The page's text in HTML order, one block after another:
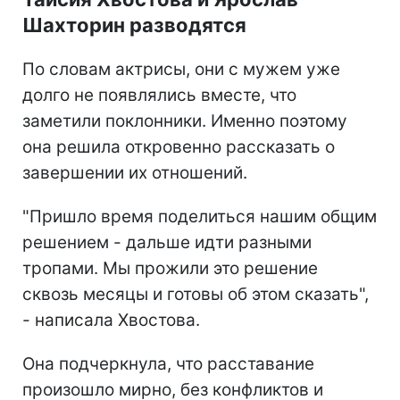
Шахторин разводятся
По словам актрисы, они с мужем уже
долго не появлялись вместе, что
заметили поклонники. Именно поэтому
она решила откровенно рассказать о
завершении их отношений.
"Пришло время поделиться нашим общим
решением - дальше идти разными
тропами. Мы прожили это решение
сквозь месяцы и готовы об этом сказать",
- написала Хвостова.
Она подчеркнула, что расставание
произошло мирно, без конфликтов и